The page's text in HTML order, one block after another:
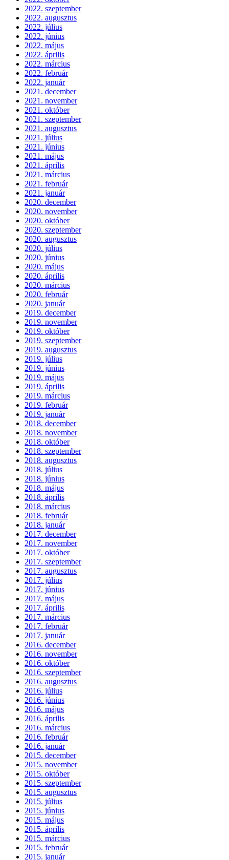
2022. szeptember
2022. augusztus
2022. július
2022. június
2022. május
2022. április
2022. március
2022. február
2022. január
2021. december
2021. november
2021. október
2021. szeptember
2021. augusztus
2021. július
2021. június
2021. május
2021. április
2021. március
2021. február
2021. január
2020. december
2020. november
2020. október
2020. szeptember
2020. augusztus
2020. július
2020. június
2020. május
2020. április
2020. március
2020. február
2020. január
2019. december
2019. november
2019. október
2019. szeptember
2019. augusztus
2019. július
2019. június
2019. május
2019. április
2019. március
2019. február
2019. január
2018. december
2018. november
2018. október
2018. szeptember
2018. augusztus
2018. július
2018. június
2018. május
2018. április
2018. március
2018. február
2018. január
2017. december
2017. november
2017. október
2017. szeptember
2017. augusztus
2017. július
2017. június
2017. május
2017. április
2017. március
2017. február
2017. január
2016. december
2016. november
2016. október
2016. szeptember
2016. augusztus
2016. július
2016. június
2016. május
2016. április
2016. március
2016. február
2016. január
2015. december
2015. november
2015. október
2015. szeptember
2015. augusztus
2015. július
2015. június
2015. május
2015. április
2015. március
2015. február
2015. január